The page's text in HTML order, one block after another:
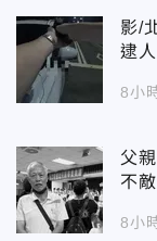
影/
逮人
8小
父
不
8小